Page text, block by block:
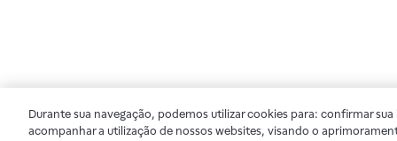
Durante sua navegação, podemos utilizar cookies para: confirmar
acompanhar a utilização de nossos websites, visando o